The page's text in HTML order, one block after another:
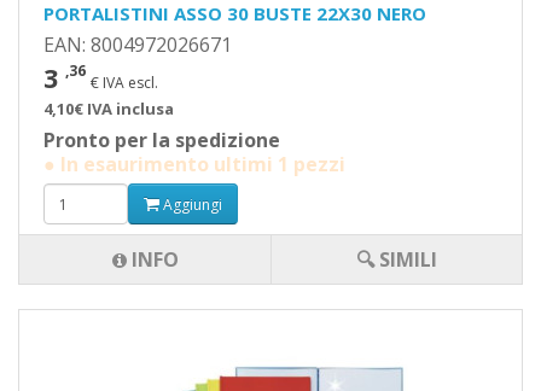
PORTALISTINI ASSO 30 BUSTE 22X30 NERO
EAN: 8004972026671
3 ,36
€ IVA escl.
4,10€ IVA inclusa
Pronto per la spedizione
● In esaurimento ultimi 1 pezzi
Aggiungi
INFO 🔍 SIMILI